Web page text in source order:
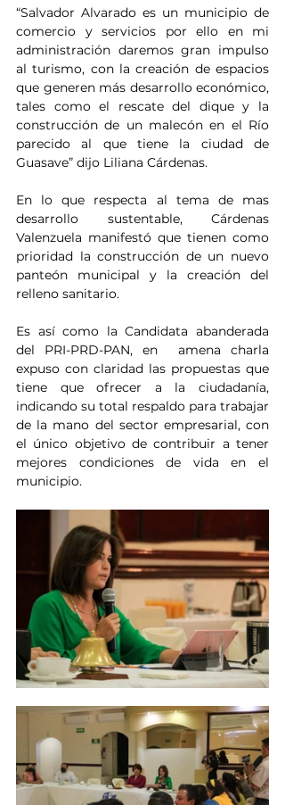
“Salvador Alvarado es un municipio de
comercio y servicios por ello en mi
administración daremos gran impulso
al turismo, con la creación de espacios
que generen más desarrollo económico,
tales como el rescate del dique y la
construcción de un malecón en el Río
parecido al que tiene la ciudad de
Guasave” dijo Liliana Cárdenas.
En lo que respecta al tema de mas
desarrollo sustentable, Cárdenas
Valenzuela manifestó que tienen como
prioridad la construcción de un nuevo
panteón municipal y la creación del
relleno sanitario.
Es así como la Candidata abanderada
del PRI-PRD-PAN, en  amena charla
expuso con claridad las propuestas que
tiene que ofrecer a la ciudadanía,
indicando su total respaldo para trabajar
de la mano del sector empresarial, con
el único objetivo de contribuir a tener
mejores condiciones de vida en el
municipio.